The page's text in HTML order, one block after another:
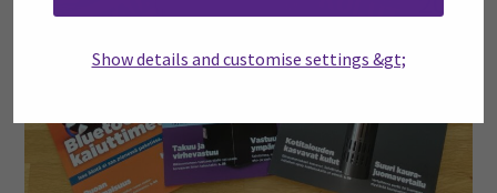
Show details and customise settings &gt;